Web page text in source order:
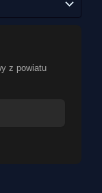
z powiatu